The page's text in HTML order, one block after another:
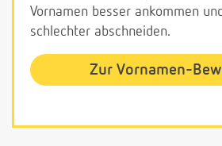
Vornamen besser ankommen
schlechter abschneiden.
Zur Vornamen-